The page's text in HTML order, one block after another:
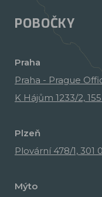
POBOČKY
Praha
Praha - Prague
K Hájům 1233/2,
Plzeň
Plovární 478/1, 301
Mýto